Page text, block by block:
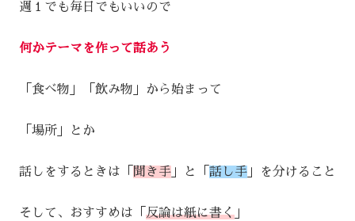
週１でも毎日でもいいので
何かテーマを作って話あう
「食べ物」「飲み物」から始まって
「場所」とか
話しをするときは「 聞き手 」と「 話し手 」を分けること
そして、おすすめは「 反論は紙に書く 」